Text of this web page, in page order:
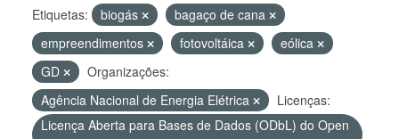
Etiquetas: biogás
bagaço de cana
empreendimentos
fotovoltáica
eólica
GD
Organizações:
Agência Nacional de Energia Elétrica
Licenças:
Licença Aberta para Bases de Dados (ODbL) do Open